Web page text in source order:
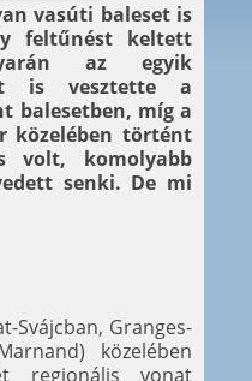
vasúti baleset is
feltűnést keltett
az egyik
is vesztette a
balesetben, míg a
közelében történt
volt, komolyabb
senki. De mi
Svájcban, Granges-
közelében
regionális vonat